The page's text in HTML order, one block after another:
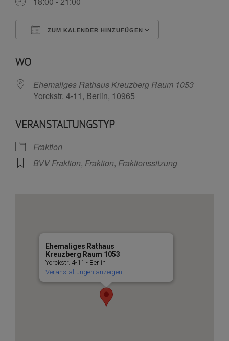
ZUM KALENDER HINZUFÜGEN
WO
Ehemaliges Rathaus Kreuzberg Raum 1053
Yorckstr. 4-11, Berlin, 10965
VERANSTALTUNGSTYP
Fraktion
BVV Fraktion, Fraktion, Fraktionssitzung
Ehemaliges Rathaus
Kreuzberg Raum 1053
Yorckstr. 4-11 - Berlin
Veranstaltungen anzeigen